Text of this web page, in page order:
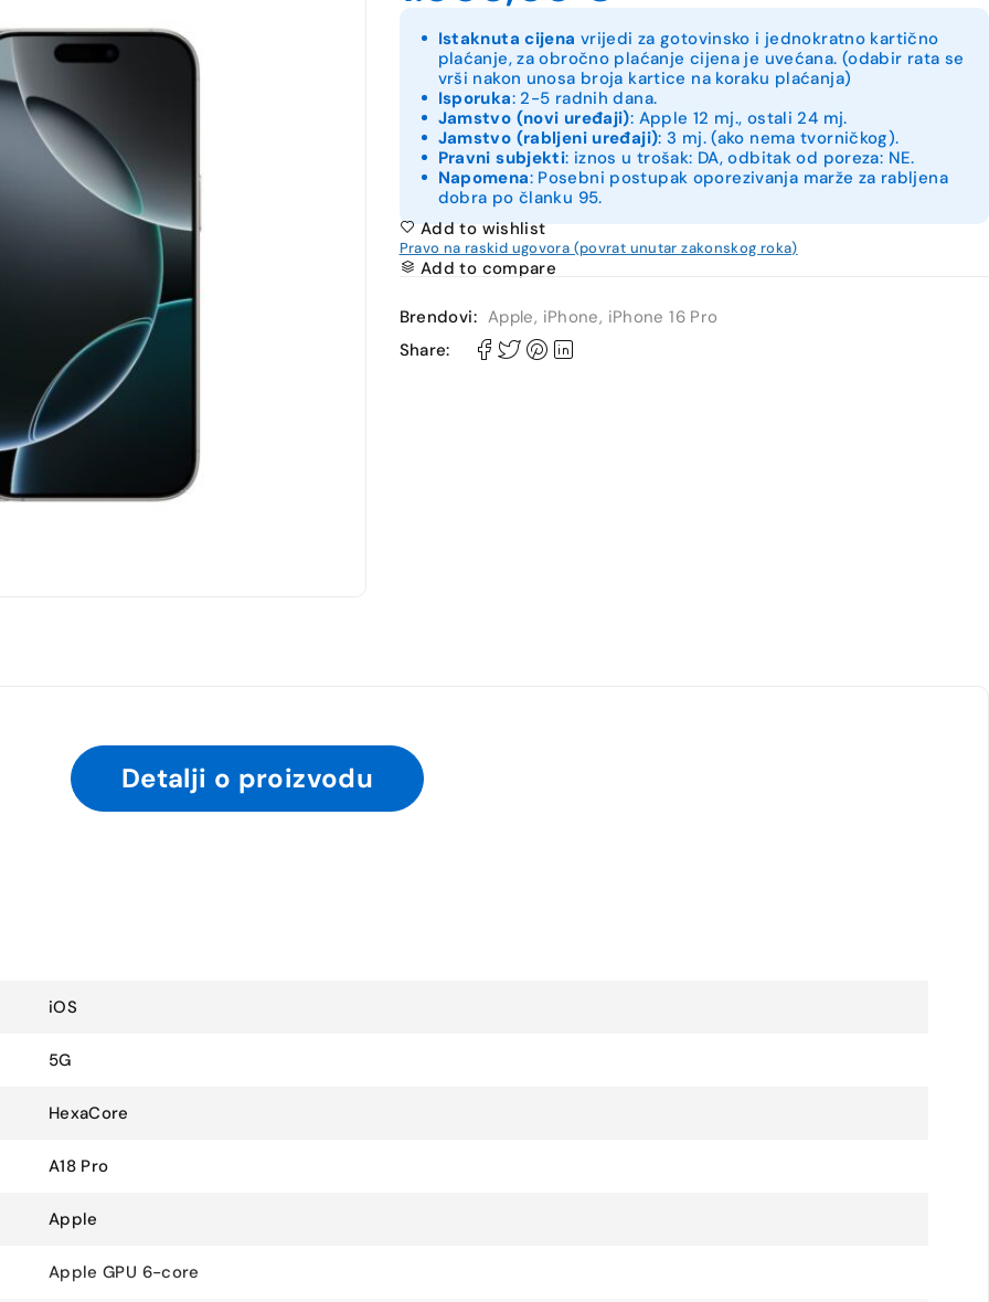
Istaknuta cijena vrijedi za gotovinsko i jednokratno kartično
plaćanje, za obročno plaćanje cijena je uvećana. (odabir rata se
vrši nakon unosa broja kartice na koraku plaćanja)
Isporuka: 2-5 radnih dana.
Jamstvo (novi uređaji): Apple 12 mj., ostali 24 mj.
Jamstvo (rabljeni uređaji): 3 mj. (ako nema tvorničkog).
Pravni subjekti: iznos u trošak: DA, odbitak od poreza: NE.
Napomena: Posebni postupak oporezivanja marže za rabljena
dobra po članku 95.
Add to wishlist
Pravo na raskid ugovora (povrat unutar zakonskog roka)
Add to compare
Brendovi: Apple, iPhone, iPhone 16 Pro
Share:
Detalji o proizvodu
iOS
5G
HexaCore
A18 Pro
Apple
Apple GPU 6-core